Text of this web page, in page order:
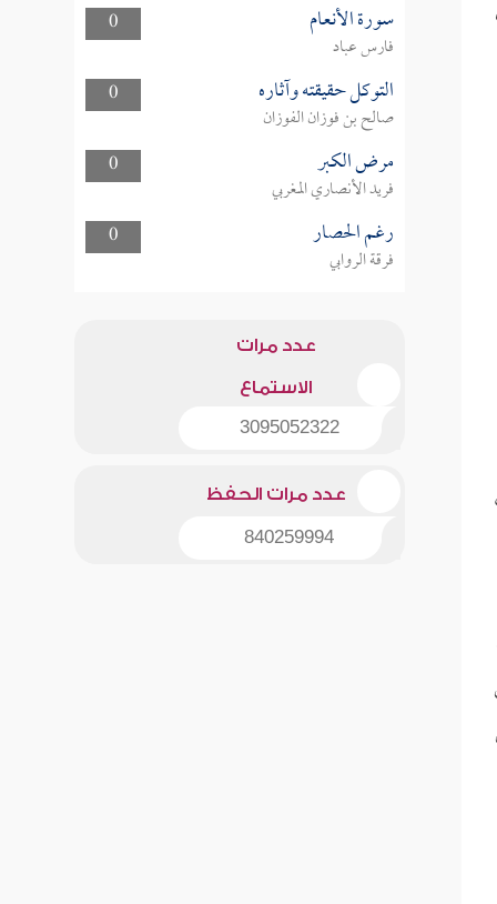
0
سورة الأنعام
فارس عباد
0
التوكل حقيقته وآثاره
صالح بن فوزان الفوزان
0
مرض الكبر
فريد الأنصاري المغربي
0
رغم الحصار
فرقة الروابي
عدد مرات
الاستماع
3095052322
عدد مرات الحفظ
840259994